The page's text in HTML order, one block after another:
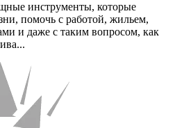
инструменты, которые
помочь с работой, жильем,
и даже с таким вопросом, как